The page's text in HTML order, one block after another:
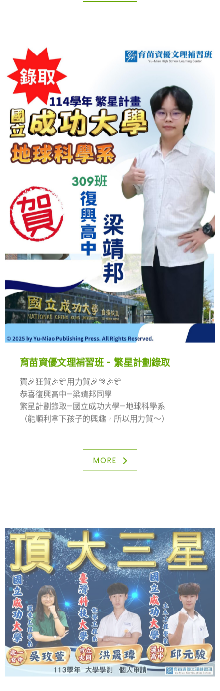
育苗資優文理補習班 - 繁星計劃錄取
賀🎉狂賀🎉🎊用力賀🎉🎊🎉🎊
恭喜復興高中—梁靖邦同學
繁星計劃錄取—國立成功大學—地球科學系
（能順利拿下孩子的興趣，所以用力賀～）
在考場被情緒不自覺的影響
導致科科大失常，得到完全沒想過的結果
不論遇到什麼起起伏伏
總是勇敢面對、謙卑調整、努力學習
終於
證明自己，贏得到頂大學習的機會
從國中、高中，這一路走來的苦和甘
如人飲水，冷暖自知
非常非常開心
能和靖邦一起走過這段歷程
期待接下來的大學生活
依舊充滿喜樂和踏實
加油！！
MORE